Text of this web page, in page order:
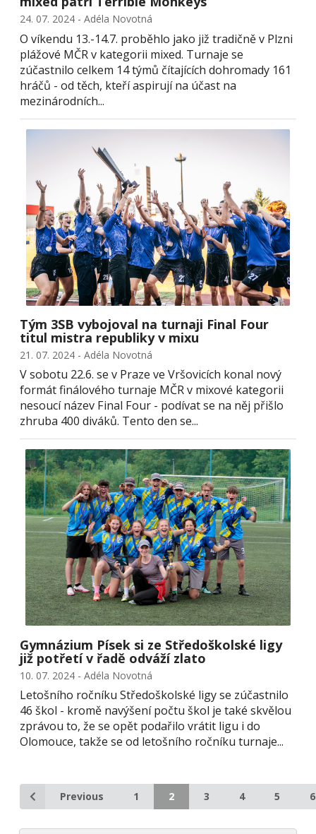
24. 07. 2024 - Adéla Novotná
O víkendu 13.-14.7. proběhlo jako již tradičně v Plzni
plážové MČR v kategorii mixed. Turnaje se
zúčastnilo celkem 14 týmů čítajících dohromady 161
hráčů - od těch, kteří aspirují na účast na
mezinárodních...
Tým 3SB vybojoval na turnaji Final Four
titul mistra republiky v mixu
21. 07. 2024 - Adéla Novotná
V sobotu 22.6. se v Praze ve Vršovicích konal nový
formát finálového turnaje MČR v mixové kategorii
nesoucí název Final Four - podívat se na něj přišlo
zhruba 400 diváků. Tento den se...
Gymnázium Písek si ze Středoškolské ligy
již potřetí v řadě odváží zlato
10. 07. 2024 - Adéla Novotná
Letošního ročníku Středoškolské ligy se zúčastnilo
46 škol - kromě navýšení počtu škol je také skvělou
zprávou to, že se opět podařilo vrátit ligu i do
Olomouce, takže se od letošního ročníku turnaje...
Previous 1 2 3 4 5 6